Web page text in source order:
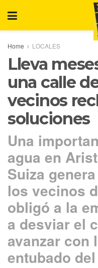
Home LOCALES
Lleva
una calle
vecinos
soluciones
Una
agua en
Suiza
los vecinos
obligó a la
a desviar el
avanzar con
entubado